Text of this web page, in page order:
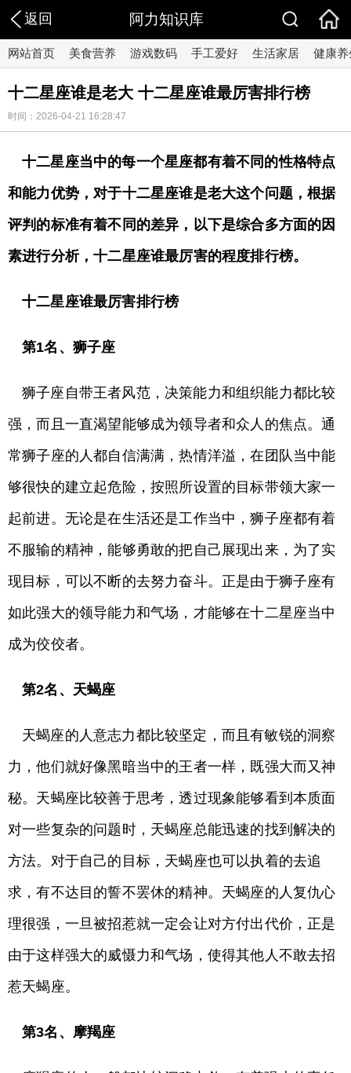
返回 阿力知识库
网站首页 美食营养 游戏数码 手工爱好 生活家居 健康养
十二星座谁是老大 十二星座谁最厉害排行榜
时间：2026-04-21 16:28:47
十二星座当中的每一个星座都有着不同的性格特点
和能力优势，对于十二星座谁是老大这个问题，根据
评判的标准有着不同的差异，以下是综合多方面的因
素进行分析，十二星座谁最厉害的程度排行榜。
十二星座谁最厉害排行榜
第1名、狮子座
狮子座自带王者风范，决策能力和组织能力都比较
强，而且一直渴望能够成为领导者和众人的焦点。通
常狮子座的人都自信满满，热情洋溢，在团队当中能
够很快的建立起危险，按照所设置的目标带领大家一
起前进。无论是在生活还是工作当中，狮子座都有着
不服输的精神，能够勇敢的把自己展现出来，为了实
现目标，可以不断的去努力奋斗。正是由于狮子座有
如此强大的领导能力和气场，才能够在十二星座当中
成为佼佼者。
第2名、天蝎座
天蝎座的人意志力都比较坚定，而且有敏锐的洞察
力，他们就好像黑暗当中的王者一样，既强大而又神
秘。天蝎座比较善于思考，透过现象能够看到本质面
对一些复杂的问题时，天蝎座总能迅速的找到解决的
方法。对于自己的目标，天蝎座也可以执着的去追
求，有不达目的誓不罢休的精神。天蝎座的人复仇心
理很强，一旦被招惹就一定会让对方付出代价，正是
由于这样强大的威慑力和气场，使得其他人不敢去招
惹天蝎座。
第3名、摩羯座